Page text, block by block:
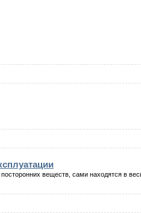
веществ, сами находятся в